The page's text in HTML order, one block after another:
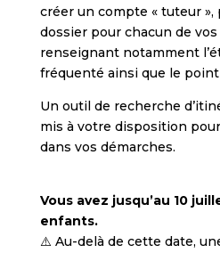
créer un compte « tuteur
dossier pour chacun de
renseignant notamment
fréquenté ainsi que le
Un outil de recherche
mis à votre disposition
dans vos démarches.
Vous avez jusqu’au 10
enfants.
⚠️ Au-delà de cette date,